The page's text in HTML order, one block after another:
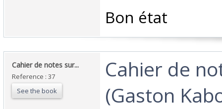
‎Bon état ‎
‎Cahier de notes sur... ‎
Reference : 37
See the book
‎Cahier de
(Gaston